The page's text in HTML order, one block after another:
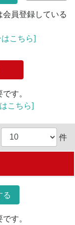
員登録している
こちら]
す。
こちら]
件
る
す。